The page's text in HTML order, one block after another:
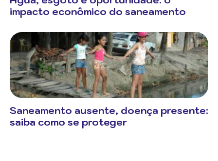
impacto econômico do saneamento
Saneamento ausente, doença presente:
saiba como se proteger